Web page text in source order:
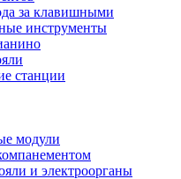
за клавишными
инструменты
станции
модули
и электроорганы